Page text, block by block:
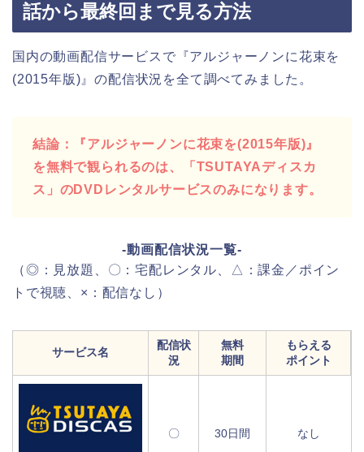
話から最終回まで見る方法
国内の動画配信サービスで『アルジャーノンに花束を
(2015年版)』の配信状況を全て調べてみました。
結論：『アルジャーノンに花束を(2015年版)』
を無料で観られるのは、「TSUTAYAディスカ
ス」のDVDレンタルサービスのみになります。
-動画配信状況一覧-
（◎：見放題、〇：宅配レンタル、△：課金／ポイン
トで視聴、×：配信なし）
サービス名
配信状
況
無料
期間
もらえる
ポイント
〇 30日間 なし